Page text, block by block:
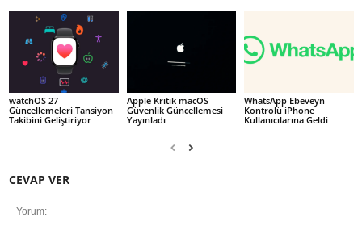
watchOS 27
Güncellemeleri Tansiyon
Takibini Geliştiriyor
Apple Kritik macOS
Güvenlik Güncellemesi
Yayınladı
WhatsApp Ebeveyn
Kontrolü iPhone
Kullanıcılarına Geldi
CEVAP VER